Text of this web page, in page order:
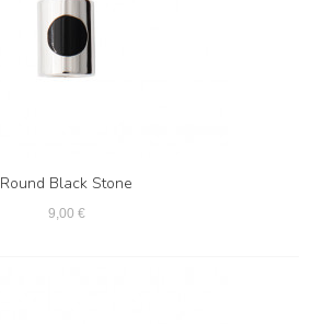
Round Black Stone
9,00 €